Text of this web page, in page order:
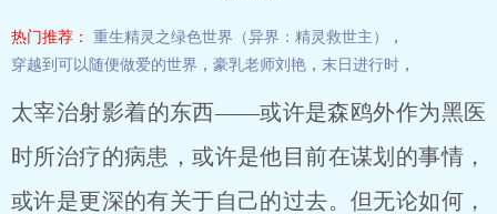
热门推荐： 重生精灵之绿色世界（异界：精灵救世主）
，
穿越到可以随便做爱的世界 ， 豪乳老师刘艳 ， 末日进行时 ，
太宰治射影着的东西――或许是森鸥外作为黑医
时所治疗的病患，或许是他目前在谋划的事情，
或许是更深的有关于自己的过去。但无论如何，